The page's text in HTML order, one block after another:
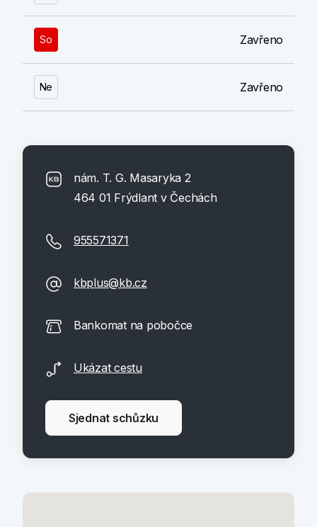
So Zavřeno
Ne Zavřeno
nám. T. G. Masaryka 2
464 01 Frýdlant v Čechách
955571371
kbplus@kb.cz
Bankomat na pobočce
Ukázat cestu
Sjednat schůzku